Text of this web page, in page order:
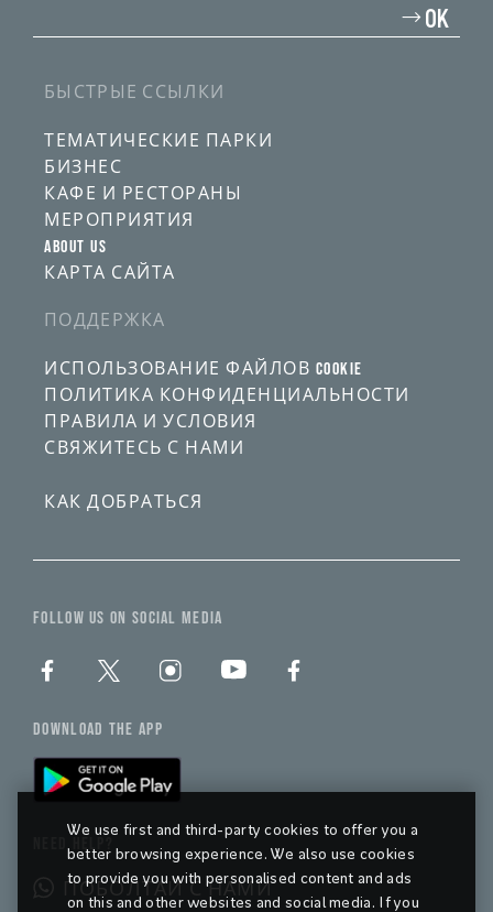
адрес
OK
БЫСТРЫЕ ССЫЛКИ
ТЕМАТИЧЕСКИЕ ПАРКИ
БИЗНЕС
КАФЕ И РЕСТОРАНЫ
МЕРОПРИЯТИЯ
ABOUT US
КАРТА САЙТА
ПОДДЕРЖКА
ИСПОЛЬЗОВАНИЕ ФАЙЛОВ COOKIE
ПОЛИТИКА КОНФИДЕНЦИАЛЬНОСТИ
ПРАВИЛА И УСЛОВИЯ
СВЯЖИТЕСЬ С НАМИ
КАК ДОБРАТЬСЯ
FOLLOW US ON SOCIAL MEDIA
DOWNLOAD THE APP
NEED HELP?
ПОБОЛТАЙ С НАМИ
We use first and third-party cookies to offer you a
better browsing experience. We also use cookies
to provide you with personalised content and ads
on this and other websites and social media. If you